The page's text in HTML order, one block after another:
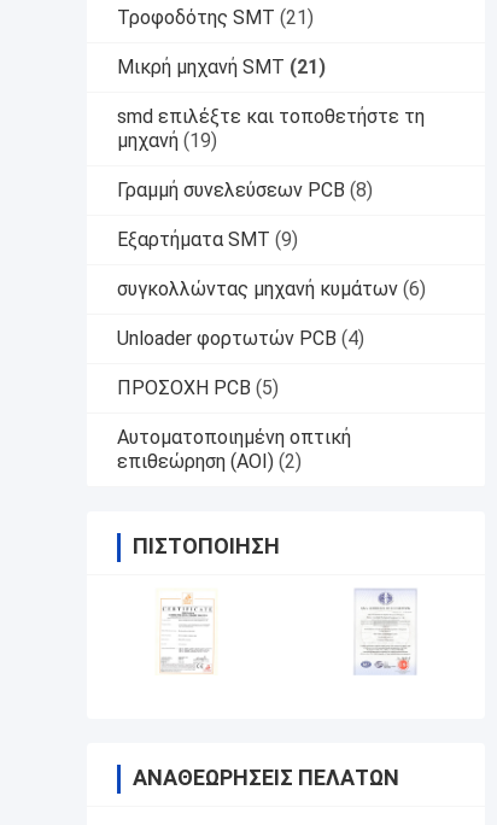
Τροφοδότης SMT (21)
Μικρή μηχανή SMT (21)
smd επιλέξτε και τοποθετήστε τη
μηχανή (19)
Γραμμή συνελεύσεων PCB (8)
Εξαρτήματα SMT (9)
συγκολλώντας μηχανή κυμάτων (6)
Unloader φορτωτών PCB (4)
ΠΡΟΣΟΧΗ PCB (5)
Αυτοματοποιημένη οπτική
επιθεώρηση (AOI) (2)
ΠΙΣΤΟΠΟΊΗΣΗ
ΑΝΑΘΕΩΡΉΣΕΙΣ ΠΕΛΑΤΏΝ